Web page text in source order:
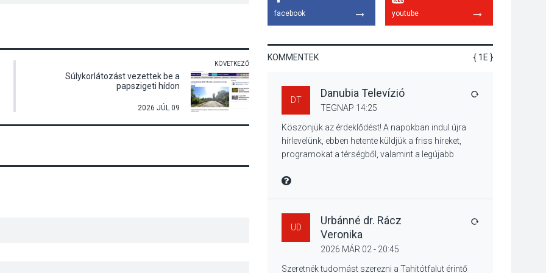
KÖVETKEZŐ
Súlykorlátozást vezettek be a
papszigeti hídon
2026 JÚL 09
lesz Tahitótfaluban a
Bodor Majorban
Színek, közösség és
hagyomány – kiállítás
Irány Surány Fesztivált
koncert lesz a
pilismaróti Duna-
parton
KULTÚRA 2026 AUG 05
facebook youtube
KOMMENTEK { 1E }
DT
Danubia Televízió
TEGNAP 14:25
Köszönjük az érdeklődést! A napokban indul újra
hírlevelünk, ebben hetente küldjük a friss híreket,
programokat a térségből, valamint a legújabb
Üdvözlettel: a Danubia Televízió csapata
MIRE MONDTA
UD
Urbánné dr. Rácz
Veronika
2026 MÁR 02 - 20:45
Szeretnék tudomást szerezni a Tahitótfalut érintő